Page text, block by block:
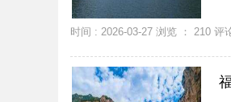
时间 : 2026-03-27 浏览 ： 210 评